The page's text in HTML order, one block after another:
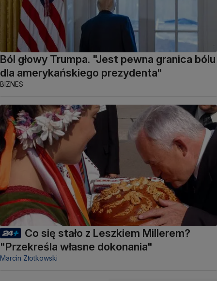
Ból głowy Trumpa. "Jest pewna granica bólu
dla amerykańskiego prezydenta"
BIZNES
Co się stało z Leszkiem Millerem?
"Przekreśla własne dokonania"
Marcin Złotkowski